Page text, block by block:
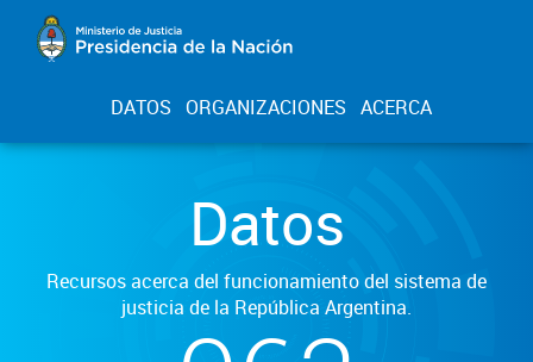
DATOS ORGANIZACIONES ACERCA
Datos
Recursos acerca del funcionamiento del sistema de
justicia de la República Argentina.